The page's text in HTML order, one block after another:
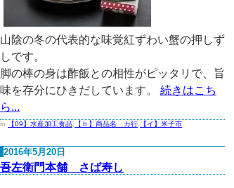
山陰の冬の代表的な味覚紅ずわい蟹の押しず
しです。
脚の棒の身は酢飯との相性がピッタリで、旨
味を存分にひきだしています。 続きはこち
ら...
in 【09】水産加工食品 【ｂ】商品名 カ行 【イ】米子市
2016年5月20日
吾左衛門本舗 さば寿し